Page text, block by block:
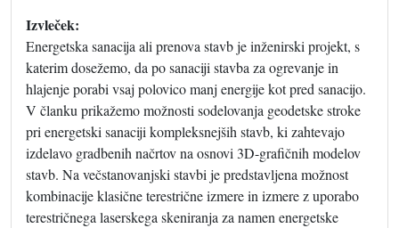
Izvleček:
Energetska sanacija ali prenova stavb je inženirski projekt, s
katerim dosežemo, da po sanaciji stavba za ogrevanje in
hlajenje porabi vsaj polovico manj energije kot pred sanacijo.
V članku prikažemo možnosti sodelovanja geodetske stroke
pri energetski sanaciji kompleksnejših stavb, ki zahtevajo
izdelavo gradbenih načrtov na osnovi 3D-grafičnih modelov
stavb. Na večstanovanjski stavbi je predstavljena možnost
kombinacije klasične terestrične izmere in izmere z uporabo
terestričnega laserskega skeniranja za namen energetske